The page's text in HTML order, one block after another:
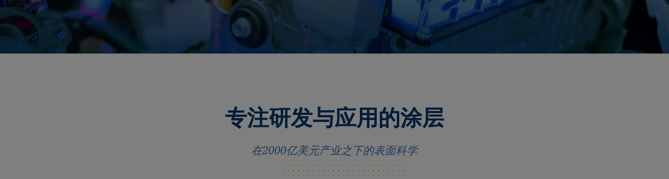
专注研发与应用的涂层
在2000亿美元产业之下的表面科学